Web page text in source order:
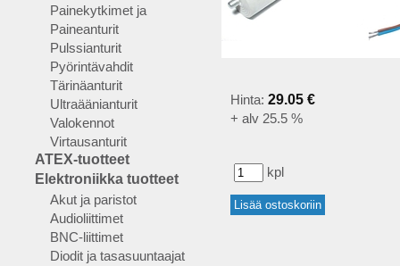
Painekytkimet ja
Paineanturit
Pulssianturit
Pyörintävahdit
Tärinäanturit
Ultraäänianturit
Valokennot
Virtausanturit
ATEX-tuotteet
Elektroniikka tuotteet
Akut ja paristot
Audioliittimet
BNC-liittimet
Diodit ja tasasuuntaajat
Hinta: 29.05 €
+ alv 25.5 %
kpl